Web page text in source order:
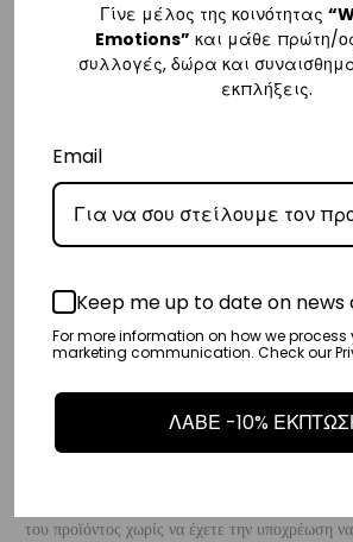
– Τα έξοδα αποστολής για όλο την Ευρώπη
– Η Η συνεργαζόμενη εταιρεία
ημέρες.
– Τα έξοδα αποστολής για όλο τον υπόλοιπο
– Η Η συνεργαζόμενη εταιρεία ταχυμεταφορών,
παράδοσή σας.
– Οι χρόνοι παράδοσης κυμαίνονται συνήθως
ημέρες.
Επιστροφές
του προϊόντος χωρίς να έχετε την υποχρέωση
Γίνε μέλος της κοινότητας
Emotions” και μάθε πρώτη/
συλλογές, δώρα και
εκπλήξεις.
Email
Keep me up to date on news
For more information on how we
marketing communication. Check our
ΛΑΒΕ -10%